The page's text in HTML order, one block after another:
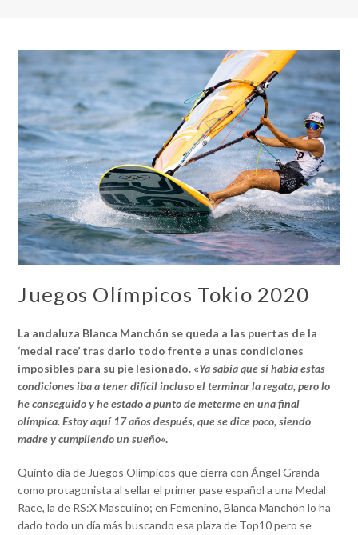
Juegos Olímpicos Tokio 2020
La andaluza Blanca Manchón se queda a las puertas de la
‘medal race’ tras darlo todo frente a unas condiciones
imposibles para su pie lesionado. «Ya sabía que si había estas
condiciones iba a tener difícil incluso el terminar la regata, pero lo
he conseguido y he estado a punto de meterme en una final
olímpica. Estoy aquí 17 años después, que se dice poco, siendo
madre y cumpliendo un sueño«.
Quinto día de Juegos Olímpicos que cierra con Ángel Granda
como protagonista al sellar el primer pase español a una Medal
Race, la de RS:X Masculino; en Femenino, Blanca Manchón lo ha
dado todo un día más buscando esa plaza de Top10 pero se